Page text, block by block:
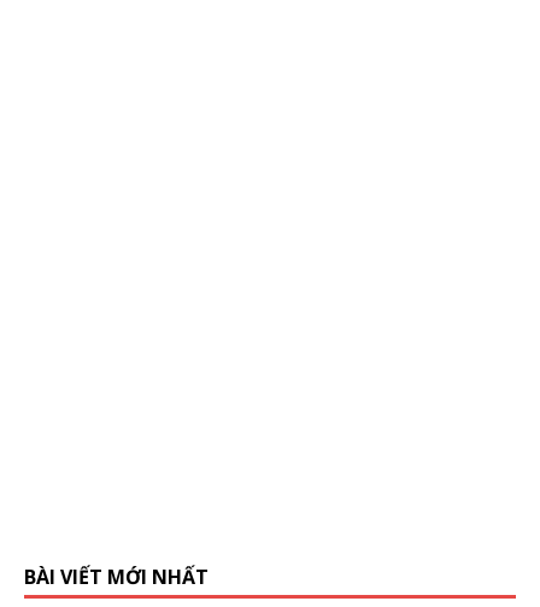
BÀI VIẾT MỚI NHẤT